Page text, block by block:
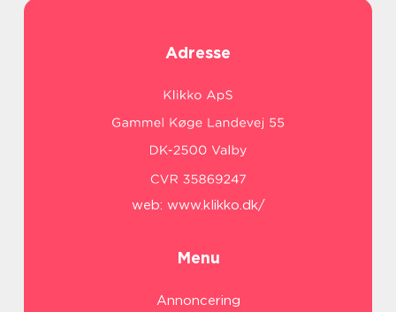
Adresse
web: www.klikko.dk/
Menu
Annoncering